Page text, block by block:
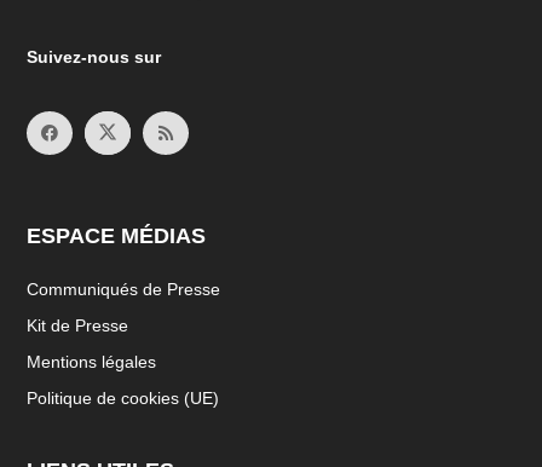
Suivez-nous sur
ESPACE MÉDIAS
Communiqués de Presse
Kit de Presse
Mentions légales
Politique de cookies (UE)